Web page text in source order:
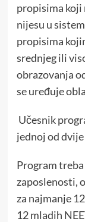
propisima koji
nijesu u
propisima
srednjeg ili
obrazovanja
se uređuje
Učesnik
jednoj od
Program
zaposlenosti,
za najmanje
12 mladih